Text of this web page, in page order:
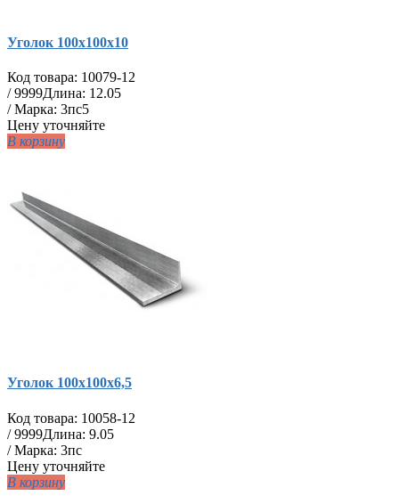
Уголок 100х100х10
Код товара: 10079-12
/9999Длина: 12.05
/ Марка: 3пс5
Цену уточняйте
В корзину
Уголок 100х100х6,5
Код товара: 10058-12
/9999Длина: 9.05
/ Марка: 3пс
Цену уточняйте
В корзину